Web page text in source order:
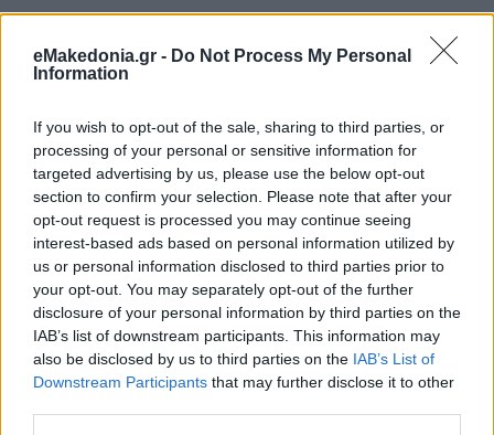
eMakedonia.gr - Do Not Process My Personal
Information
If you wish to opt-out of the sale, sharing to third parties, or
processing of your personal or sensitive information for
targeted advertising by us, please use the below opt-out
section to confirm your selection. Please note that after your
opt-out request is processed you may continue seeing
interest-based ads based on personal information utilized by
us or personal information disclosed to third parties prior to
your opt-out. You may separately opt-out of the further
disclosure of your personal information by third parties on the
IAB’s list of downstream participants. This information may
also be disclosed by us to third parties on the IAB’s List of
Downstream Participants that may further disclose it to other
Ένα μεγάλο σύννεφο μαύρο καπνού υψωνόταν πάνω από την
μέσα ενημέρωσης.
Κάνε κλικ και δες περισσότεροemakedonia.grστην
αναζήτηση τηςGoogle
Πρόσθεσέ το στηνGoogle
ΔΙΕΘΝΗ Ατύχημα φωτιά